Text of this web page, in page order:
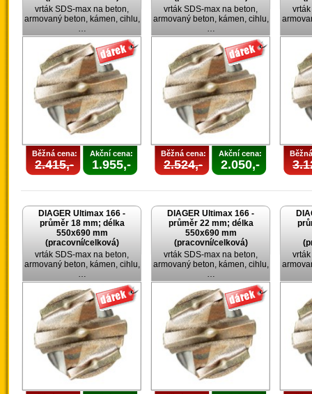
vrták SDS-max na beton,
armovaný beton, kámen, cihlu,
…
Běžná cena:
2.415,-
Akční cena:
1.955,-
vrták SDS-max na beton,
armovaný beton, kámen, cihlu,
…
Běžná cena:
2.524,-
Akční cena:
2.050,-
DIAGER Ultimax 166 -
průměr 18 mm; délka
550x690 mm
(pracovní/celková)
vrták SDS-max na beton,
armovaný beton, kámen, cihlu,
…
DIAGER Ultimax 166 -
průměr 22 mm; délka
550x690 mm
(pracovní/celková)
vrták SDS-max na beton,
armovaný beton, kámen, cihlu,
…